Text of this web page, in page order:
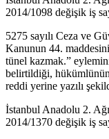
2014/1098 değişik iş
5275 sayılı Ceza ve
Kanunun 44.
tünel kazmak.”
belirtildiği, hükümlünün
reddi yerine yazılı
İstanbul Anadolu 2.
2014/1370 değişik iş